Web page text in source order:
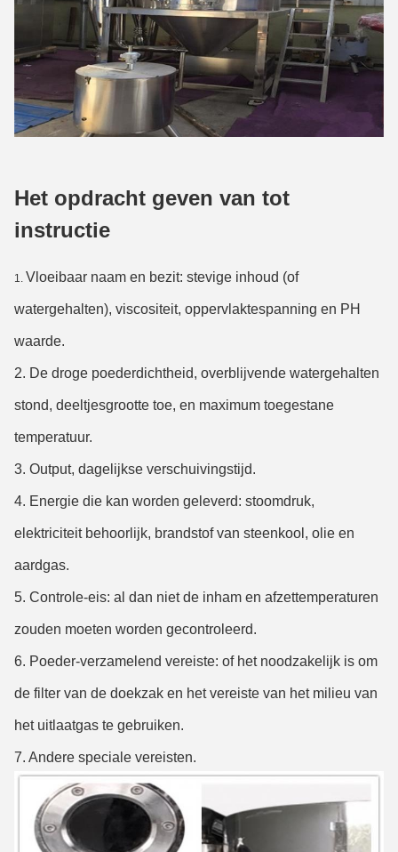
Het opdracht geven van tot
instructie
1. Vloeibaar naam en bezit: stevige inhoud (of
watergehalten), viscositeit, oppervlaktespanning en PH
waarde.
2. De droge poederdichtheid, overblijvende watergehalten
stond, deeltjesgrootte toe, en maximum toegestane
temperatuur.
3. Output, dagelijkse verschuivingstijd.
4. Energie die kan worden geleverd: stoomdruk,
elektriciteit behoorlijk, brandstof van steenkool, olie en
aardgas.
5. Controle-eis: al dan niet de inham en afzettemperaturen
zouden moeten worden gecontroleerd.
6. Poeder-verzamelend vereiste: of het noodzakelijk is om
de filter van de doekzak en het vereiste van het milieu van
het uitlaatgas te gebruiken.
7. Andere speciale vereisten.